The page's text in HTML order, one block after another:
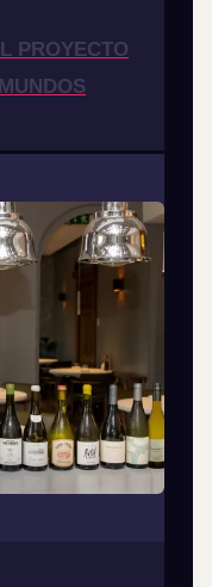
PROYECTO